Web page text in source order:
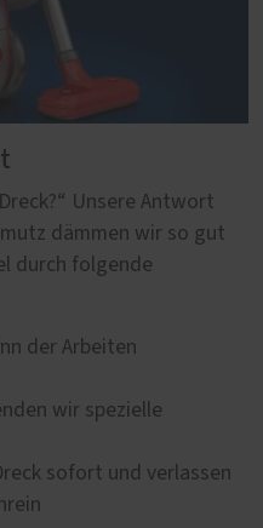
Unsere Antwort
dämmen wir so gut
durch folgende
der Arbeiten
wir spezielle
sofort und verlassen